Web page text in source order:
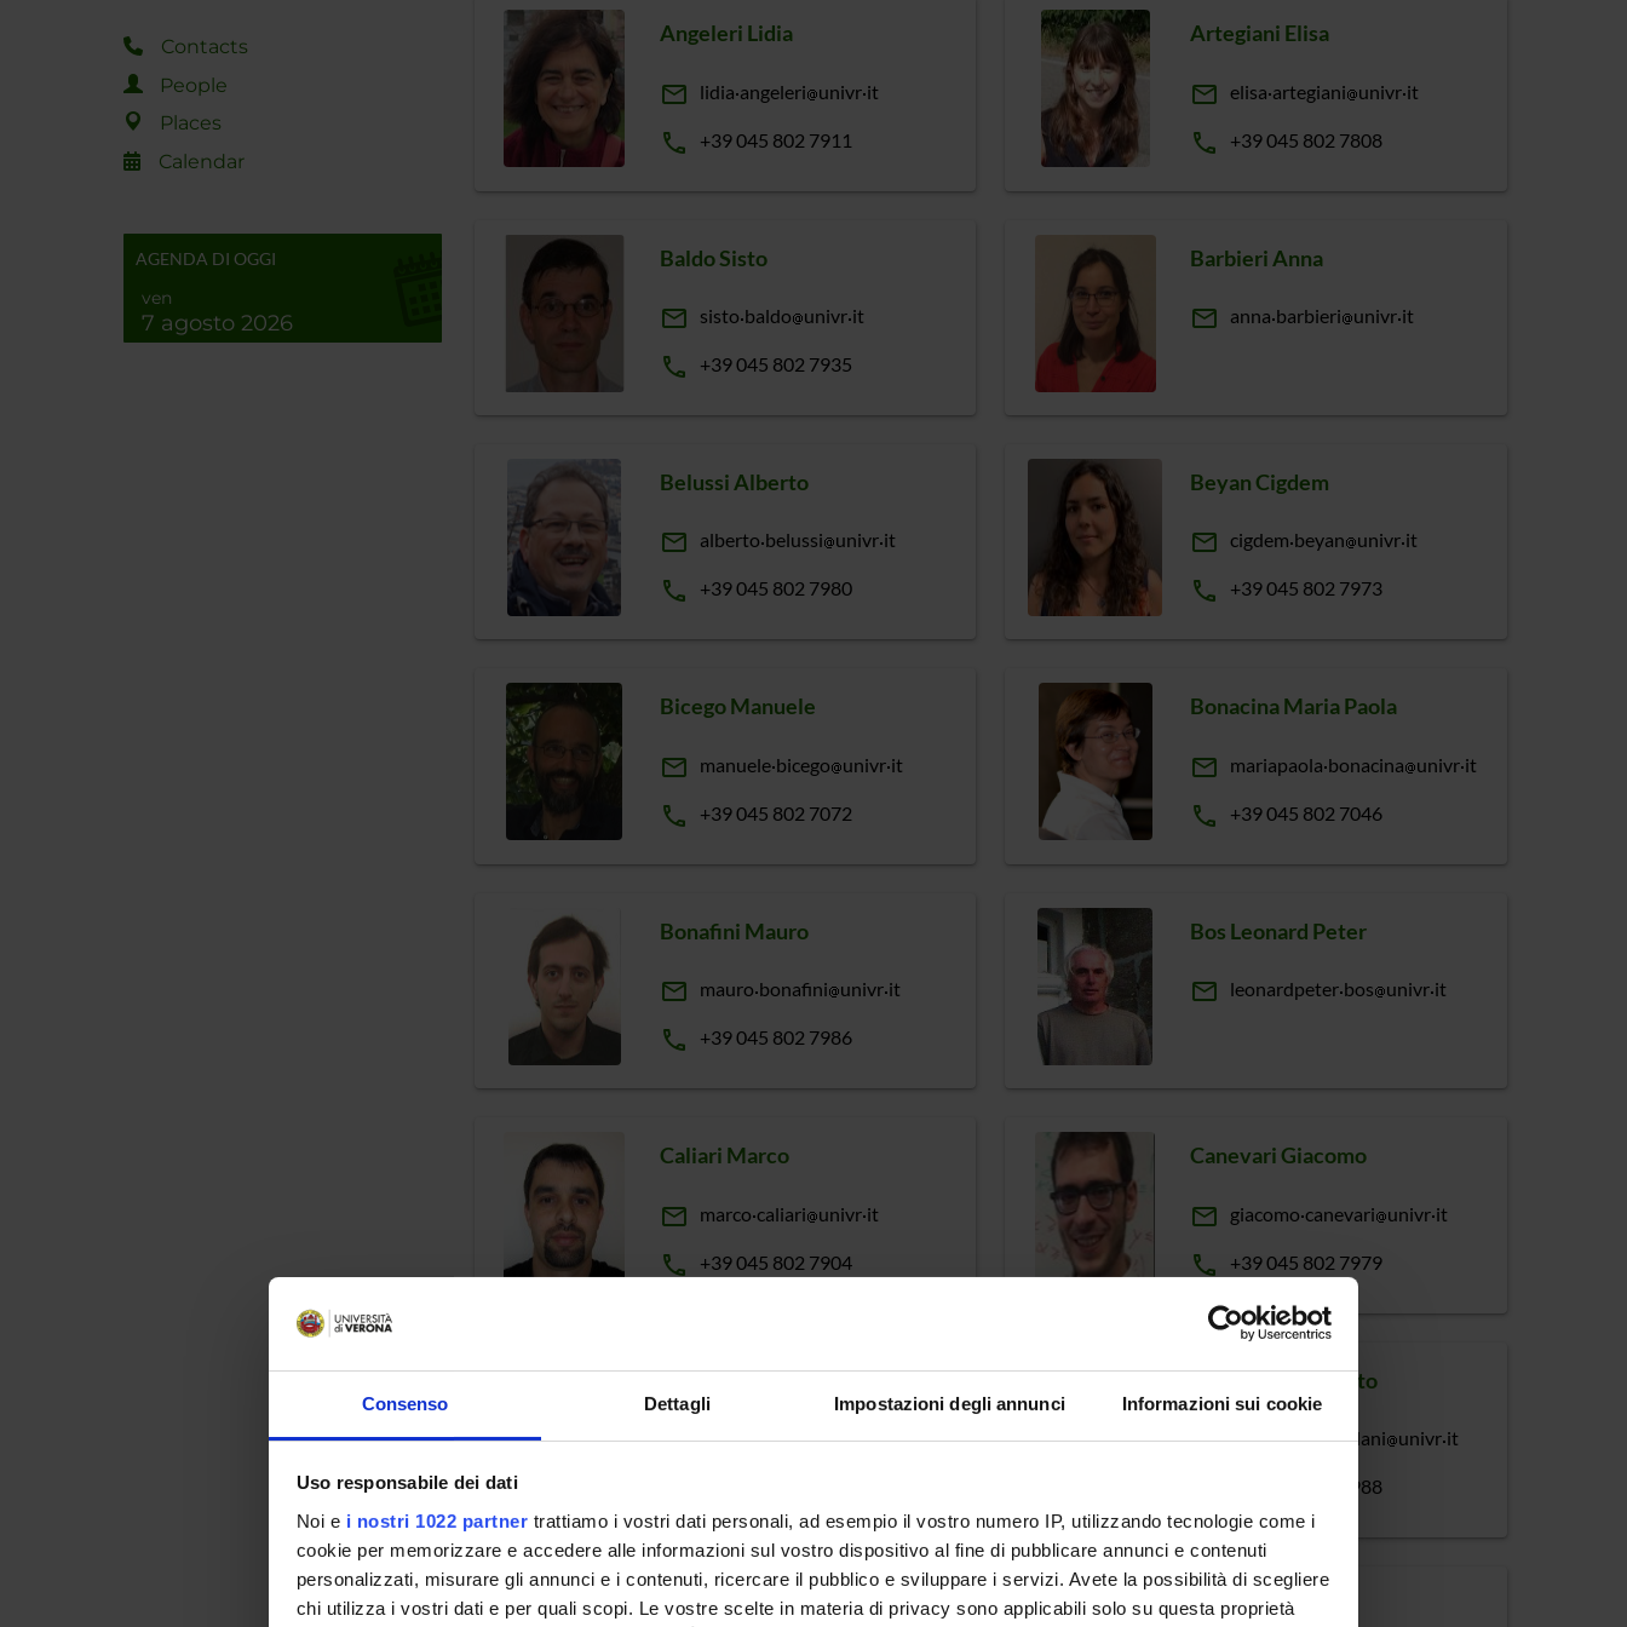
Consenso Dettagli Impostazioni degli annunci Informazioni sui cookie
Uso responsabile dei dati
Noi e i nostri 1022 partner trattiamo i vostri dati personali, ad esempio il vostro numero IP, utilizzando tecnologie come i
cookie per memorizzare e accedere alle informazioni sul vostro dispositivo al fine di pubblicare annunci e contenuti
personalizzati, misurare gli annunci e i contenuti, ricercare il pubblico e sviluppare i servizi. Avete la possibilità di scegliere
chi utilizza i vostri dati e per quali scopi. Le vostre scelte in materia di privacy sono applicabili solo su questa proprietà
Contacts
People
Places
Calendar
AGENDA DI OGGI
ven
7 agosto 2026
Angeleri Lidia
email lidia angeleri univr it
phone +39 045 802 7911
Artegiani Elisa
email elisa artegiani univr it
phone +39 045 802 7808
Baldo Sisto
email sisto baldo univr it
phone +39 045 802 7935
Barbieri Anna
email anna barbieri univr it
Belussi Alberto
email alberto belussi univr it
phone +39 045 802 7980
Beyan Cigdem
email cigdem beyan univr it
phone +39 045 802 7973
Bicego Manuele
email manuele bicego univr it
phone +39 045 802 7072
Bonacina Maria Paola
email mariapaola bonacina univr it
phone +39 045 802 7046
Bonafini Mauro
email mauro bonafini univr it
phone +39 045 802 7986
Bos Leonard Peter
email leonardpeter bos univr it
Caliari Marco
email marco caliari univr it
phone +39 045 802 7904
Canevari Giacomo
email giacomo canevari univr it
phone +39 045 802 7979
Carra Damiano
emaildamiano carra univr it
Castellani Umberto
emailumberto castellani univr it
+39 045 802 7988
Castellini Alberto Ceccato Mariano